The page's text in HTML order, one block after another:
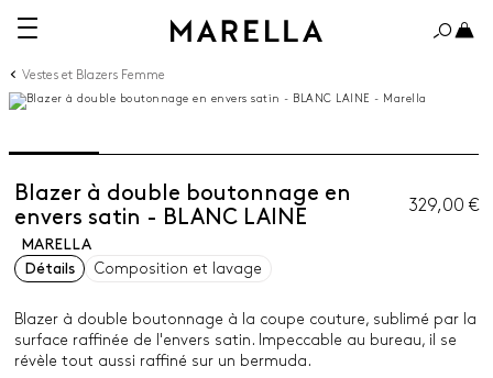
Vestes et Blazers Femme
Blazer à double boutonnage en
envers satin - BLANC LAINE
329,00 €
MARELLA
Détails
Composition et lavage
Blazer à double boutonnage à la coupe couture, sublimé par la
surface raffinée de l'envers satin. Impeccable au bureau, il se
révèle tout aussi raffiné sur un bermuda.